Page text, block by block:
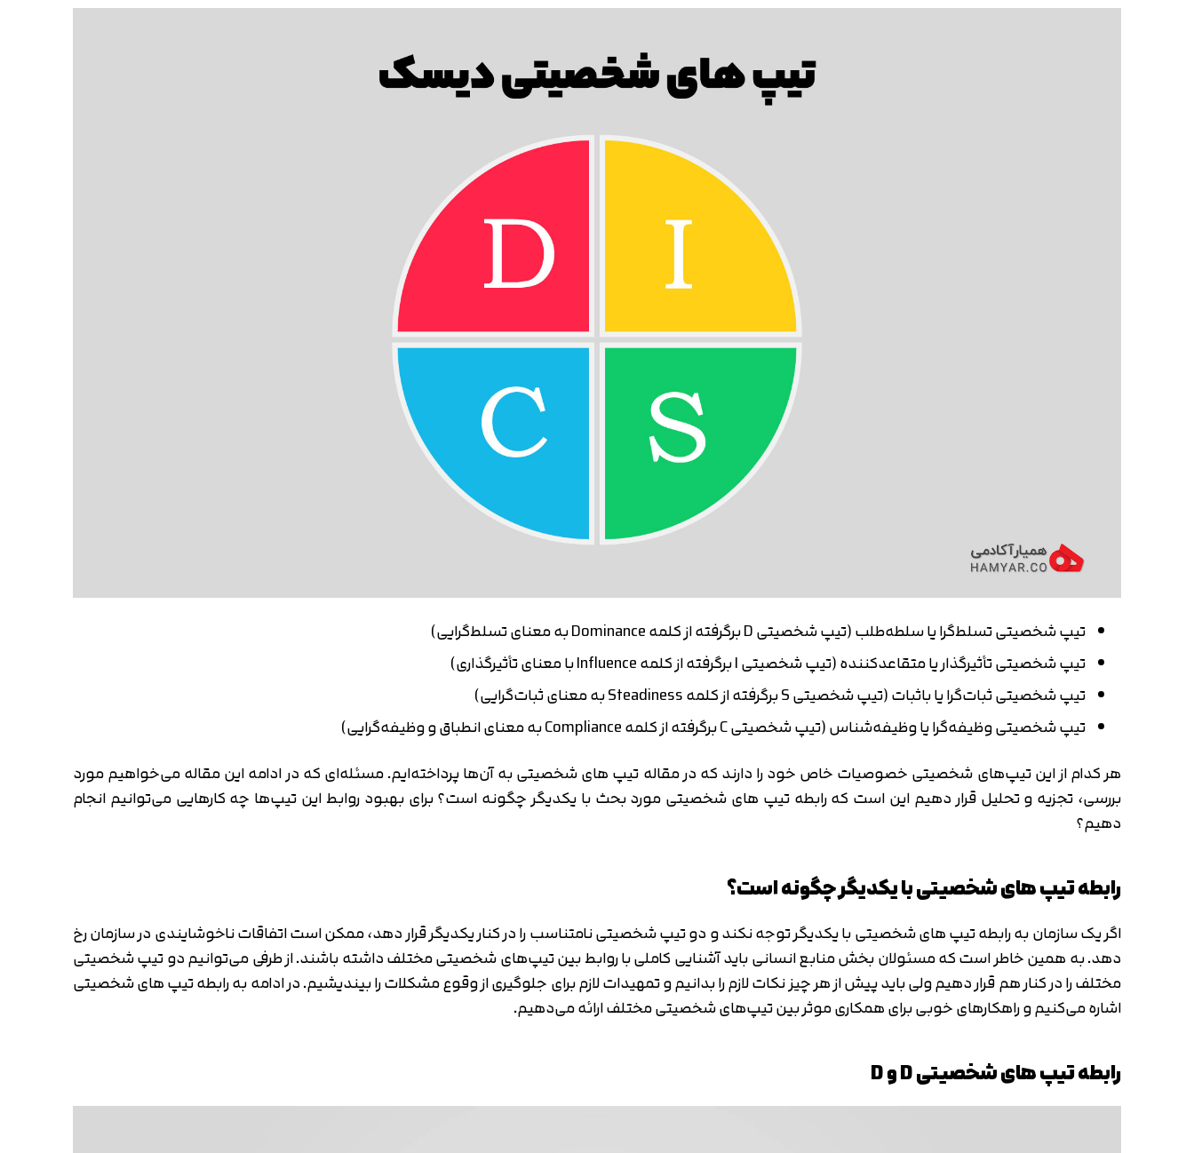
تیپ شخصیتی تسلط‌گرا یا سلطه‌طلب (تیپ شخصیتی D برگرفته از کلمه Dominance به معنای تسلط‌گرایی)
تیپ شخصیتی تأثیرگذار یا متقاعدکننده (تیپ شخصیتی I برگرفته از کلمه Influence با معنای تأثیرگذاری)
تیپ شخصیتی ثبات‌گرا یا باثبات (تیپ شخصیتی S برگرفته از کلمه Steadiness به معنای ثبات‌گرایی)
تیپ شخصیتی وظیفه‌گرا یا وظیفه‌شناس (تیپ شخصیتی C برگرفته از کلمه Compliance به معنای انطباق و وظیفه‌گرایی)
هر کدام از این تیپ‌های شخصیتی خصوصیات خاص خود را دارند که در مقاله تیپ های شخصیتی به آن‌ها پرداخته‌ایم. مسئله‌ای که در ادامه این مقاله می‌خواهیم مورد
بررسی، تجزیه و تحلیل قرار دهیم این است که رابطه تیپ های شخصیتی مورد بحث با یکدیگر چگونه است؟ برای بهبود روابط این تیپ‌ها چه کارهایی می‌توانیم انجام
دهیم؟
رابطه تیپ های شخصیتی با یکدیگر چگونه است؟
اگر یک سازمان به رابطه تیپ های شخصیتی با یکدیگر توجه نکند و دو تیپ شخصیتی نامتناسب را در کنار یکدیگر قرار دهد، ممکن است اتفاقات ناخوشایندی در سازمان رخ
دهد. به همین خاطر است که مسئولان بخش منابع انسانی باید آشنایی کاملی با روابط بین تیپ‌های شخصیتی مختلف داشته باشند. از طرفی می‌توانیم دو تیپ شخصیتی
مختلف را در کنار هم قرار دهیم ولی باید پیش از هر چیز نکات لازم را بدانیم و تمهیدات لازم برای جلوگیری از وقوع مشکلات را بیندیشیم. در ادامه به رابطه تیپ های شخصیتی
اشاره می‌کنیم و راهکارهای خوبی برای همکاری موثر بین تیپ‌های شخصیتی مختلف ارائه می‌دهیم.
رابطه تیپ های شخصیتی D و D
تایید کد
کد ارسال شده را وارد کنید
اصلاح شماره
متوجه شدم